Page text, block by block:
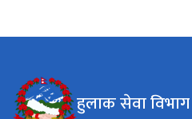
हुलाक सेवा विभाग